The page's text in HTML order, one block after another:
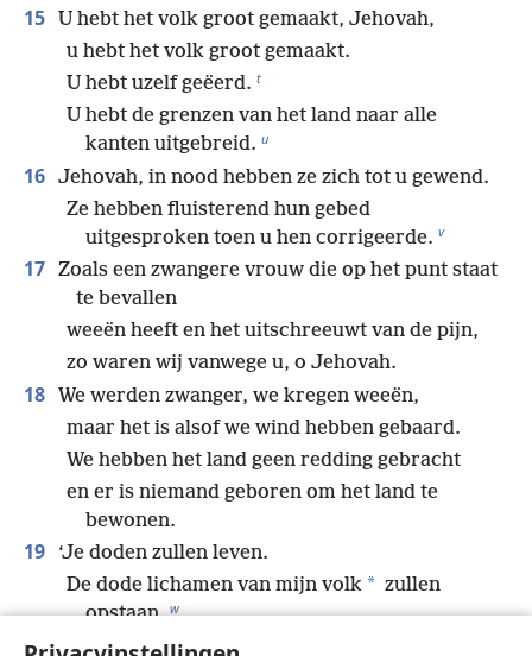
15 U hebt het volk groot gemaakt, Jehovah,
u hebt het volk groot gemaakt.
U hebt uzelf geëerd. t
U hebt de grenzen van het land naar alle
kanten uitgebreid. u
16 Jehovah, in nood hebben ze zich tot u gewend.
Ze hebben fluisterend hun gebed
uitgesproken toen u hen corrigeerde. v
17 Zoals een zwangere vrouw die op het punt staat
te bevallen
weeën heeft en het uitschreeuwt van de pijn,
zo waren wij vanwege u, o Jehovah.
18 We werden zwanger, we kregen weeën,
maar het is alsof we wind hebben gebaard.
We hebben het land geen redding gebracht
en er is niemand geboren om het land te
bewonen.
19
‘Je doden zullen leven.
De dode lichamen van mijn volk * zullen
opstaan. w
Word wakker en juich van vreugde,